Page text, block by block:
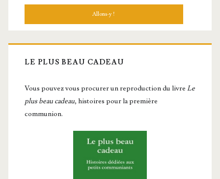
LE PLUS BEAU CADEAU
Vous pou­vez vous pro­cu­rer un repro­duc­tion du livre Le
plus beau cadeau, histoires pour la première
communion.